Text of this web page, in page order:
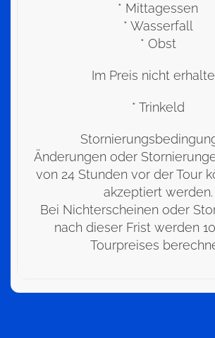
* Mittagessen
* Wasserfall
* Obst
Im Preis nicht
* Trinkeld
Änderungen oder
von 24 Stunden vor der Tour
akzeptiert werden.
Bei Nichterscheinen oder
nach dieser Frist werden
Tourpreises